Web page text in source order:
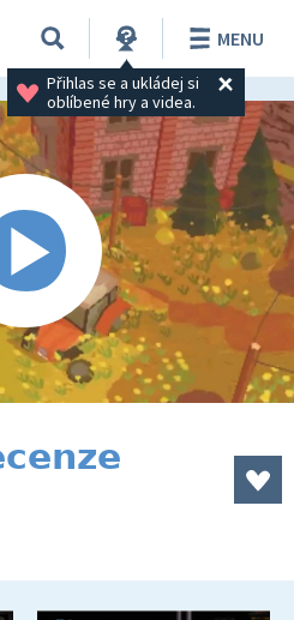
Přihlas se a ukládej si
oblíbené hry a videa.
MENU